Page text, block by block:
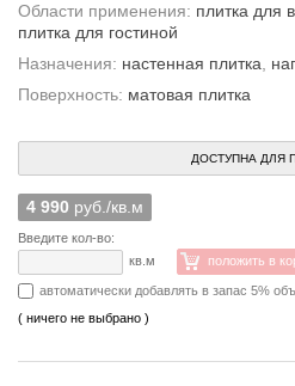
Области применения: плитка для
плитка для гостиной
Назначения: настенная плитка
Поверхность: матовая плитка
ДОСТУПНА ДЛЯ
4 990 руб./кв.м
Введите кол-во:
кв.м
положить в
автоматически добавлять в запас 5%
( ничего не выбрано )